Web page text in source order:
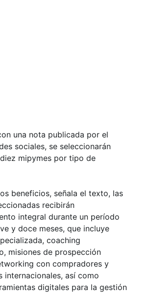
una nota publicada por el
sociales, se seleccionarán
mipymes por tipo de
beneficios, señala el texto, las
recibirán
integral durante un período
y doce meses, que incluye
coaching
misiones de prospección
con compradores y
internacionales, así como
digitales para la gestión